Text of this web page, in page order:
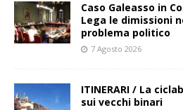
Caso Galeasso in
Lega le dimissioni
problema politico
7 Agosto 2026
ITINERARI / La
sui vecchi binari